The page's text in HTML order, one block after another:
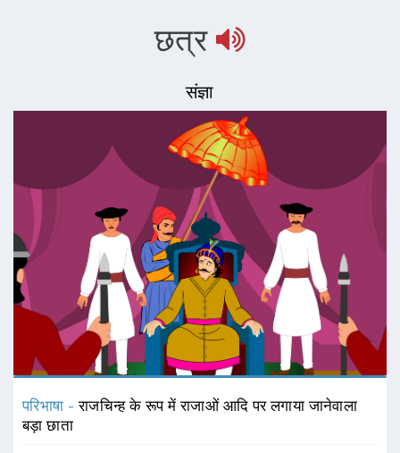
छत्र
संज्ञा
परिभाषा -राजचिन्ह के रूप में राजाओं आदि पर लगाया जानेवाला
बड़ा छाता